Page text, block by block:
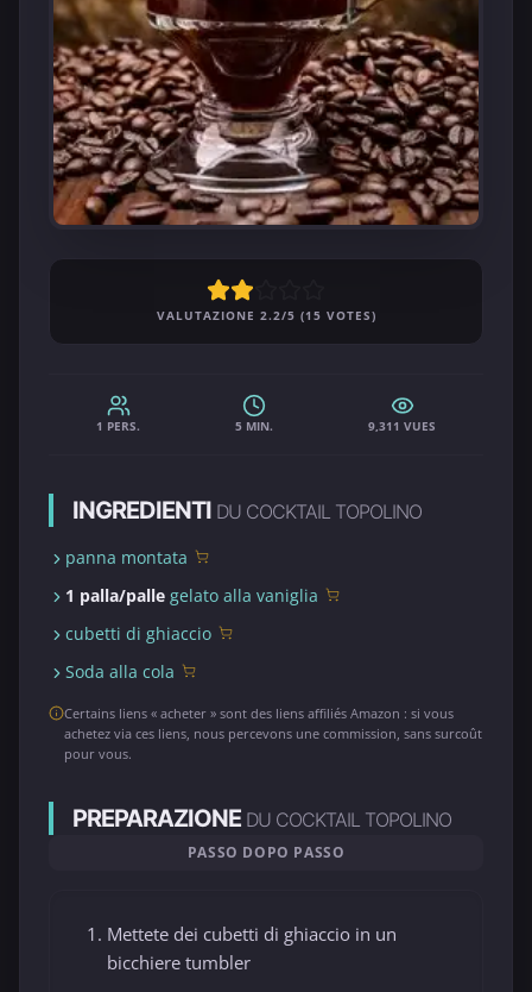
VALUTAZIONE 2.2/5 (15 VOTES)
1 PERS. 5 MIN. 9,311 VUES
INGREDIENTI DU COCKTAIL TOPOLINO
panna montata
1 palla/palle gelato alla vaniglia
cubetti di ghiaccio
Soda alla cola
Certains liens « acheter » sont des liens affiliés Amazon : si vous
achetez via ces liens, nous percevons une commission, sans surcoût
pour vous.
PREPARAZIONE DU COCKTAIL TOPOLINO
PASSO DOPO PASSO
Mettete dei cubetti di ghiaccio in un
bicchiere tumbler